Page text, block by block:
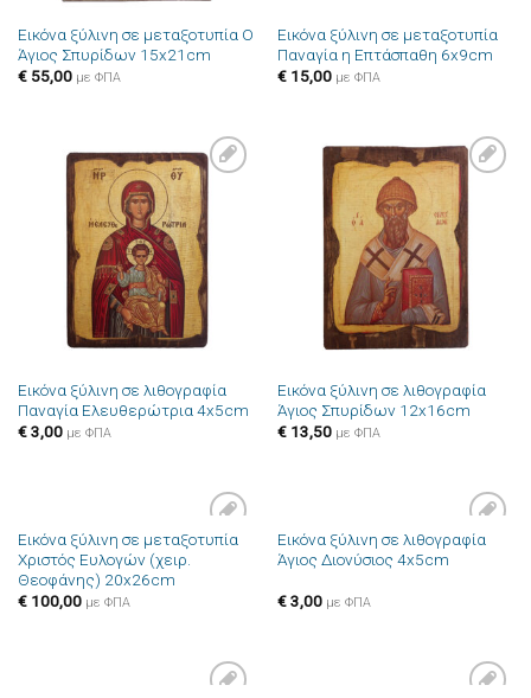
Εικόνα ξύλινη σε μεταξοτυπία Ο
Άγιος Σπυρίδων 15x21cm
€55,00 με ΦΠΑ
Εικόνα ξύλινη σε μεταξοτυπία
Παναγία η Επτάσπαθη 6x9cm
€15,00 με ΦΠΑ
Πρόσθήκη
στην λίστα
επιθυμιών
Εικόνα ξύλινη σε λιθογραφία
Παναγία Ελευθερώτρια 4x5cm
€3,00 με ΦΠΑ
στην λίστα
επιθυμιών
Εικόνα ξύλινη σε λιθογραφία
Άγιος Σπυρίδων 12x16cm
€13,50 με ΦΠΑ
Πρόσθήκη
στην λίστα
Εικόνα ξύλινη σε μεταξοτυπία
Χριστός Ευλογών (χειρ.
Θεοφάνης) 20x26cm
€100,00 με ΦΠΑ
Πρόσθήκη
στην λίστα
Εικόνα ξύλινη σε λιθογραφία
Άγιος Διονύσιος 4x5cm
€3,00 με ΦΠΑ